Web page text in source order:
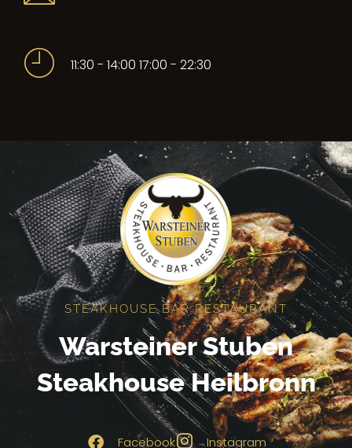
11:30 - 14:00 17:00 - 22:30
STEAKHOUSE BAR RESTAURANT
Warsteiner Stuben
Steakhouse Heilbronn
Facebook Instagram